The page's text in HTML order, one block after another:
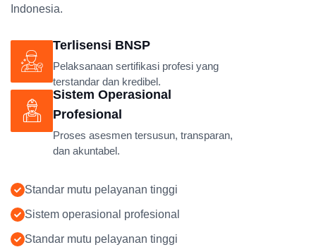
Indonesia.
Terlisensi BNSP
Pelaksanaan sertifikasi profesi yang
terstandar dan kredibel.
Sistem Operasional
Profesional
Proses asesmen tersusun, transparan,
dan akuntabel.
Standar mutu pelayanan tinggi
Sistem operasional profesional
Standar mutu pelayanan tinggi